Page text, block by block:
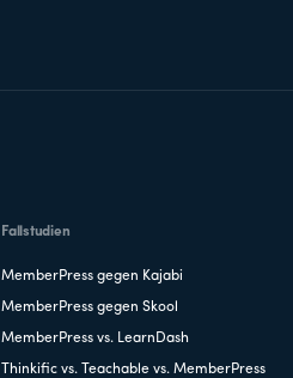
Fallstudien
MemberPress gegen Kajabi
MemberPress gegen Skool
MemberPress vs. LearnDash
Thinkific vs. Teachable vs. MemberPress